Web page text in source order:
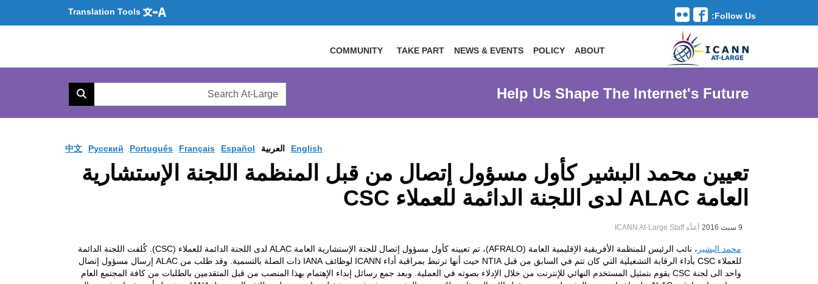
Follow Us:
Translation Tools
Toggle navigation
ABOUT
POLICY
NEWS & EVENTS
TAKE PART
COMMUNITY
Help Us Shape The Internet's Future
AtLarge
Search
English العربية Español
Français
Português
Pусский
中文
تعيين محمد البشير كأول مسؤول إتصال من قبل المنظمة اللجنة الإستشارية
العامة ALAC لدى اللجنة الدائمة للعملاء CSC
9 سبت 2016 أعدَّه ICANN At-Large Staff
محمد البشير
، نائب الرئيس للمنظمة الأفريقية الإقليمية العامة (AFRALO)، تم تعيينه كأول مسؤول إتصال للجنة الإستشارية العامة ALAC لدى اللجنة الدائمة للعملاء (CSC). كُلفت اللجنة الدائمة
للعملاء CSC بأداء الرقابة التشغيلية التي كان تتم في السابق من قبل NTIA حيث أنها ترتبط بمراقبة أداء ICANN لوظائف IANA ذات الصلة بالتسمية. وقد طلب من ALAC إرسال مسؤول إتصال
واحد الى لجنة CSC يقوم بتمثيل المستخدم النهائي للإنترنت من خلال الإدلاء بصوته في العملية. وبعد جمع رسائل إبداء الإهتمام بهذا المنصب من قبل المتقدمين بالطلبات من كافة المجتمع العام